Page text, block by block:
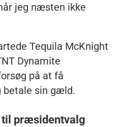
jeg næsten ikke
Tequila McKnight
Dynamite
på at få
betale sin gæld.
til præsidentvalg